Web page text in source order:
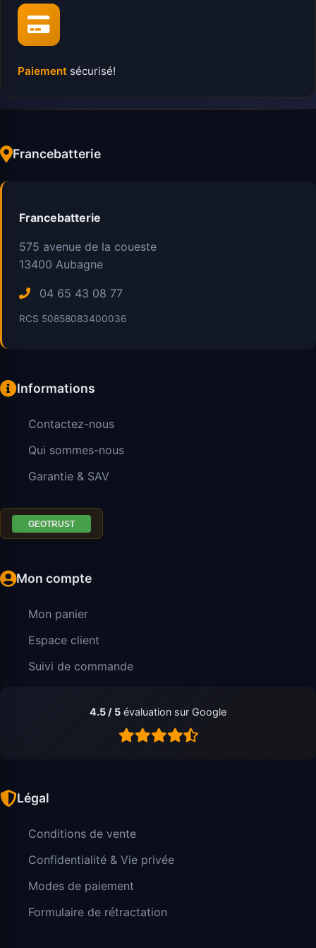
Paiement sécurisé!
Francebatterie
Francebatterie
575 avenue de la coueste
13400 Aubagne
04 65 43 08 77
RCS 50858083400036
Informations
Contactez-nous
Qui sommes-nous
Garantie & SAV
Mon compte
Mon panier
Espace client
Suivi de commande
4.5 / 5 évaluation sur Google
Légal
Conditions de vente
Confidentialité & Vie privée
Modes de paiement
Formulaire de rétractation